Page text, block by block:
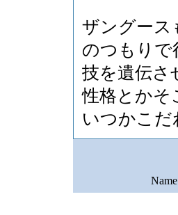
ザングース
のつもりで
技を遺伝さ
性格とかそ
いつかこだ